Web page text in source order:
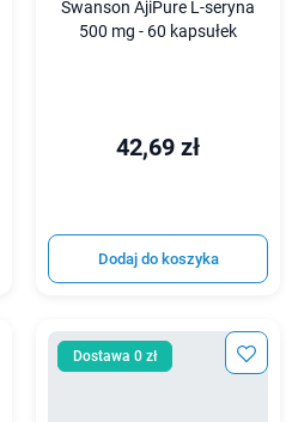
Swanson AjiPure L-seryna
500 mg - 60 kapsułek
42,69 zł
Dodaj do koszyka
Dostawa 0 zł